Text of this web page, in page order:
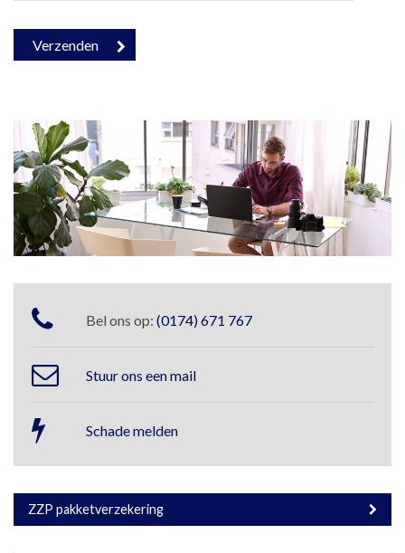
Bel ons op: (0174) 671 767
Stuur ons een mail
Schade melden
ZZP pakketverzekering